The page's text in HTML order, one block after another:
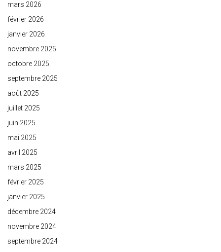
mars 2026
février 2026
janvier 2026
novembre 2025
octobre 2025
septembre 2025
août 2025
juillet 2025
juin 2025
mai 2025
avril 2025
mars 2025
février 2025
janvier 2025
décembre 2024
novembre 2024
septembre 2024